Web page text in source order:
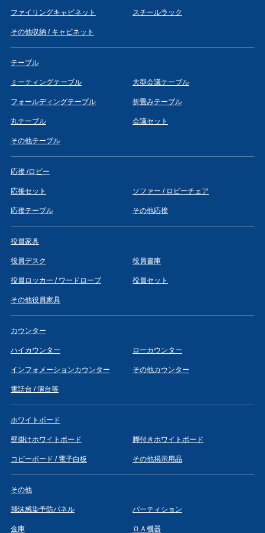
ファイリングキャビネット スチールラック
その他収納 / キャビネット
テーブル
ミーティングテーブル 大型会議テーブル
フォールディングテーブル 折畳みテーブル
丸テーブル 会議セット
その他テーブル
応接 /ロビー
応接セット ソファー / ロビーチェア
応接テーブル その他応接
役員家具
役員デスク 役員書庫
役員ロッカー / ワードローブ 役員セット
その他役員家具
カウンター
ハイカウンター ローカウンター
インフォメーションカウンター その他カウンター
電話台 / 演台等
ホワイトボード
壁掛けホワイトボード 脚付きホワイトボード
コピーボード / 電子白板 その他掲示用品
その他
飛沫感染予防パネル パーティション
金庫 ＯＡ機器